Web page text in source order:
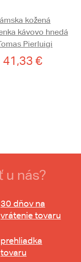
kožená
kávovo hnedá
Pierluigi
41,33 €
u nás?
30 dňov na
vrátenie tovaru
prehliadka
tovaru